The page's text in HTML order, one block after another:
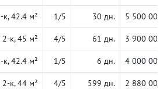
к, 42.4 м² 1/5 30 дн. 5 500 000
2-к, 45 м² 4/5 61 дн. 3 900 000
к, 42.4 м² 1/5 6 дн. 4 000 000
2-к, 44 м² 4/5 599 дн. 2 880 000